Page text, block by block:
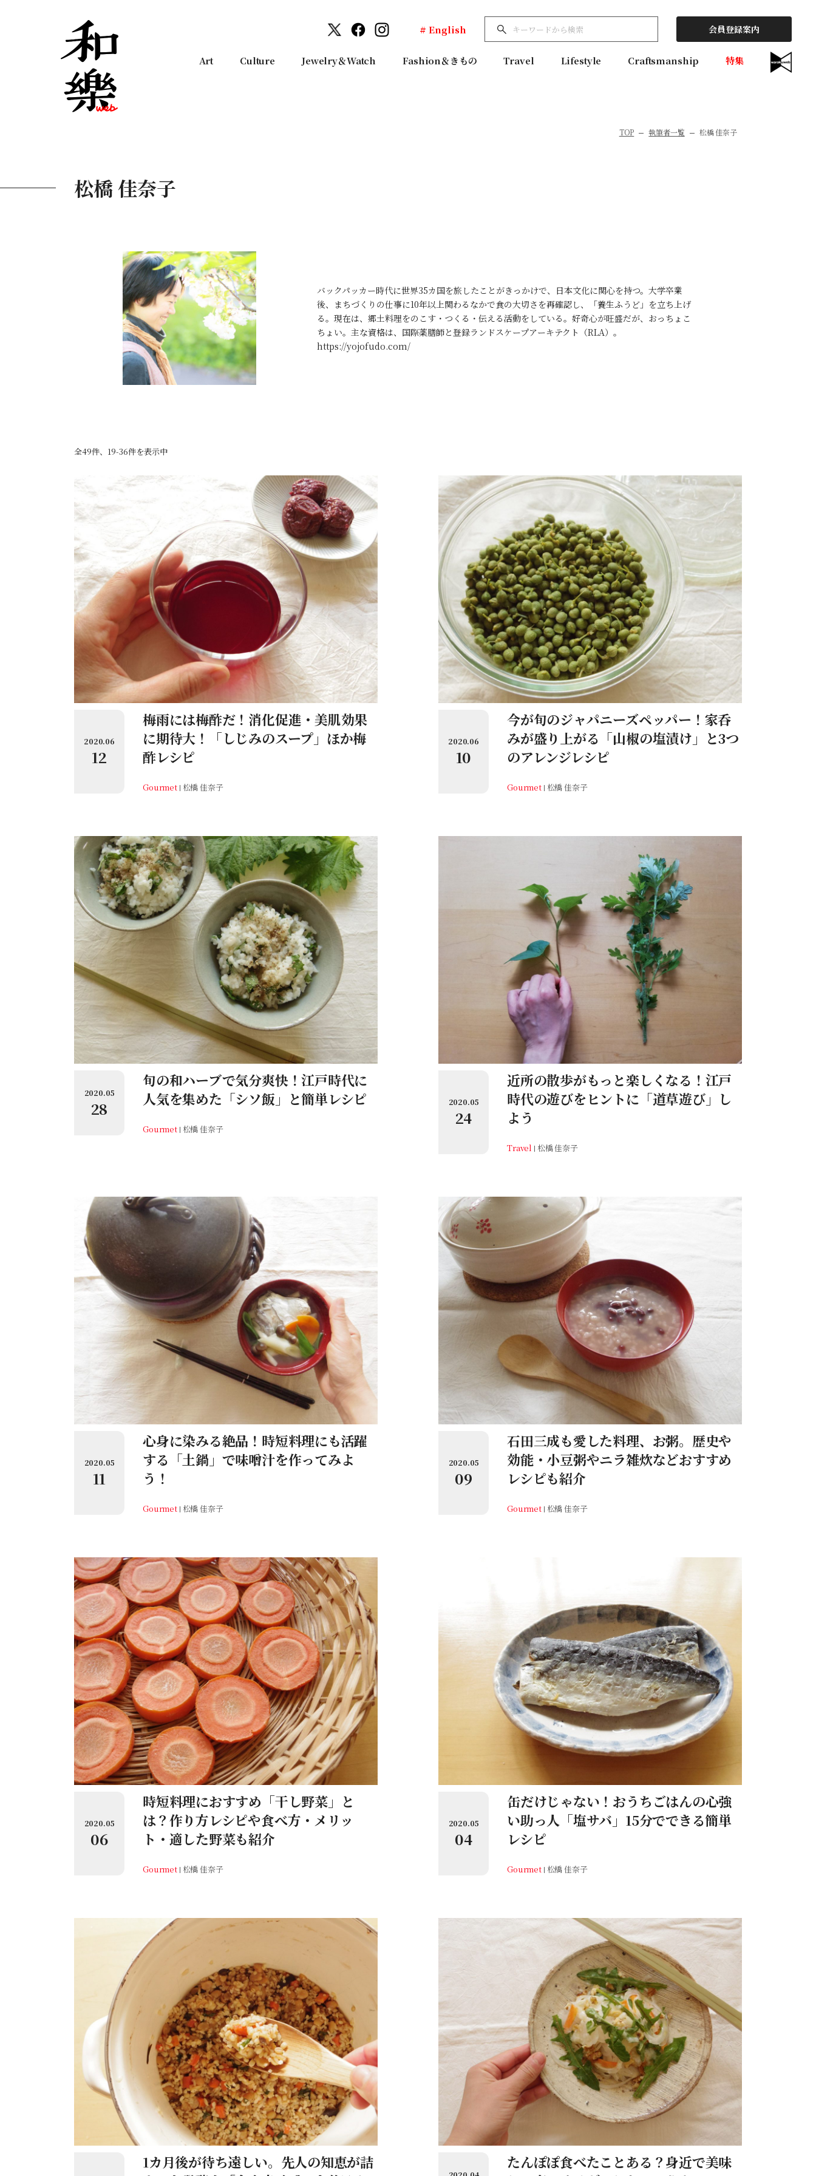
# English 会員登録案内
Art Culture Jewelry＆Watch Fashion＆きもの Travel Lifestyle Craftsmanship 特集
TOP 執筆者一覧 松橋 佳奈子
松橋 佳奈子
バックパッカー時代に世界35カ国を旅したことがきっかけで、日本文化に関心を持つ。大学卒業
後、まちづくりの仕事に10年以上関わるなかで食の大切さを再確認し、
「養生ふうど」 を立ち上げ
る。現在は、郷土料理をのこす・つくる・伝える活動をしている。好奇心が旺盛だが、おっちょこ
ちょい。主な資格は、国際薬膳師と登録ランドスケープアーキテクト（RLA）。
https://yojofudo.com/
全49件、19-36件を表示中
2020.06
12
梅雨には梅酢だ！消化促進・美肌効果
に期待大！「しじみのスープ」ほか梅
酢レシピ
Gourmet 松橋 佳奈子
2020.06
10
今が旬のジャパニーズペッパー！家呑
みが盛り上がる「山椒の塩漬け」と3つ
のアレンジレシピ
Gourmet 松橋 佳奈子
2020.05
28
旬の和ハーブで気分爽快！江戸時代に
人気を集めた「シソ飯」と簡単レシピ
Gourmet 松橋 佳奈子
2020.05
24
近所の散歩がもっと楽しくなる！江戸
時代の遊びをヒントに「道草遊び」し
よう
Travel 松橋 佳奈子
2020.05
11
心身に染みる絶品！時短料理にも活躍
する「土鍋」で味噌汁を作ってみよ
う！
Gourmet 松橋 佳奈子
2020.05
09
石田三成も愛した料理、お粥。歴史や
効能・小豆粥やニラ雑炊などおすすめ
レシピも紹介
Gourmet 松橋 佳奈子
2020.05
06
時短料理におすすめ「干し野菜」と
は？作り方レシピや食べ方・メリッ
ト・適した野菜も紹介
Gourmet 松橋 佳奈子
2020.05
04
缶だけじゃない！おうちごはんの心強
い助っ人「塩サバ」15分でできる簡単
レシピ
Gourmet 松橋 佳奈子
1カ月後が待ち遠しい。先人の知恵が詰
たんぽぽ食べたことある？身近で美味